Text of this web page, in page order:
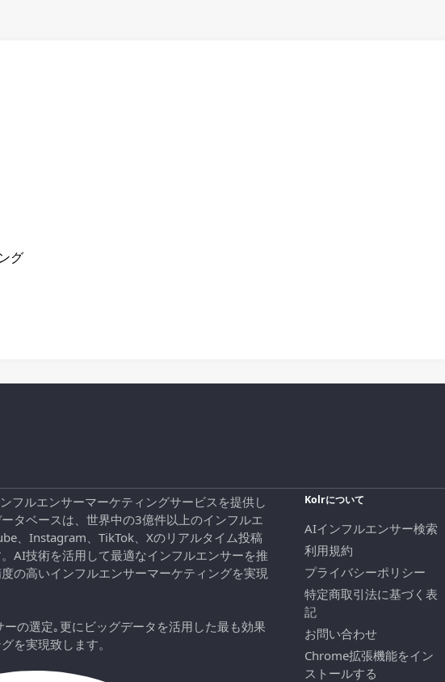
グ
フルエンサーマーケティングサービスを提供し
タベースは、世界中の3億件以上のインフルエ
、Instagram、TikTok、Xのリアルタイム投稿
AI技術を活用して最適なインフルエンサーを推
の高いインフルエンサーマーケティングを実現
の選定｡更にビッグデータを活用した最も効果
を実現致します。
Kolrについて
AIインフルエンサー検索
利用規約
プライバシーポリシー
特定商取引法に基づく表
記
お問い合わせ
Chrome拡張機能をイン
ストールする